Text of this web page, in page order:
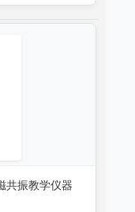
共振教学仪器